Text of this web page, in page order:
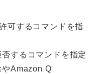
可するコマンドを指
否するコマンドを指定
やAmazon Q